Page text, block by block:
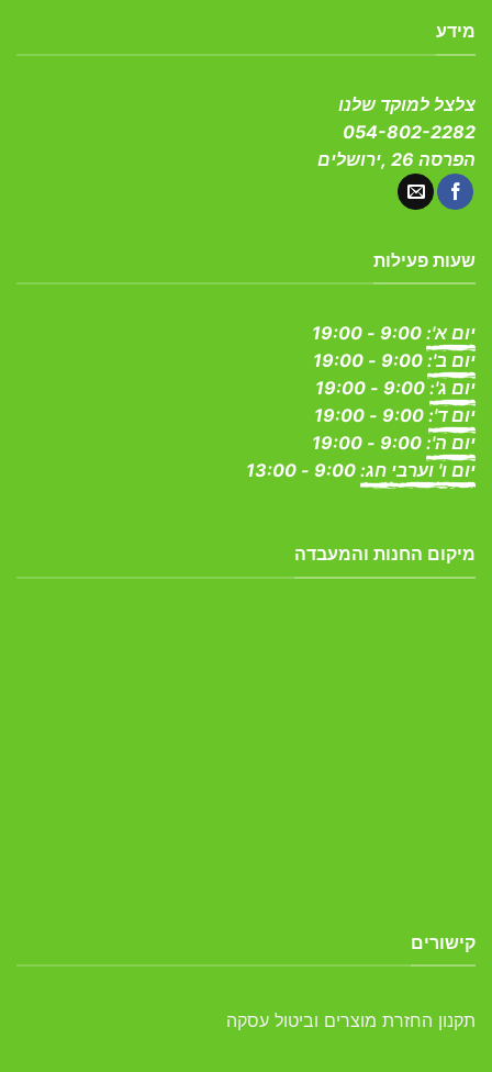
ניתן
את
האפשרויות
בעמוד
סוגים.
מידע
צלצל למוקד שלנו
054-802-2282
הפרסה 26 ,ירושלים
שעות פעילות
יום א':
יום ב':
יום ג':
יום ד':
יום ה':
יום ו' וערבי חג:
מיקום החנות והמעבדה
קישורים
תקנון החזרת מוצרים וביטול עסקה